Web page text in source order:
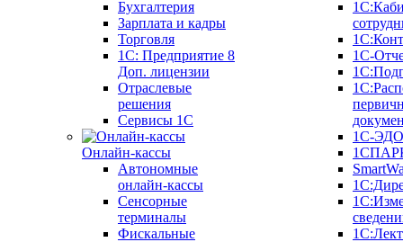
Бухгалтерия
Зарплата и кадры
Торговля
1C: Предприятие 8
Доп. лицензии
Отраслевые
решения
Сервисы 1С
Онлайн-кассы
Автономные
онлайн-кассы
Сенсорные
терминалы
Фискальные
1С-
1С-ЭДО